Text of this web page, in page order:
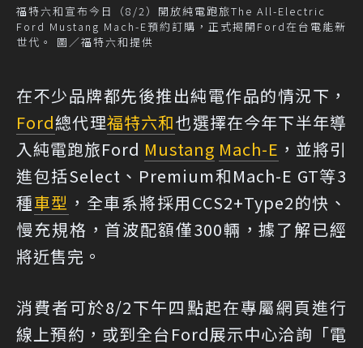
福特六和宣布今日（8/2）開放純電跑旅The All-Electric
Ford Mustang Mach-E預約訂購，正式揭開Ford在台電能新
世代。 圖／福特六和提供
在不少品牌都先後推出純電作品的情況下，
Ford總代理福特六和也選擇在今年下半年導
入純電跑旅Ford Mustang Mach-E ，並將引
進包括Select、Premium和Mach-E GT等3
種車型 ，全車系將採用CCS2+Type2的快、
慢充規格，首波配額僅300輛，據了解已經
將近售完。
消費者可於8/2下午四點起在專屬網頁進行
線上預約，或到全台Ford展示中心洽詢「電